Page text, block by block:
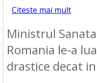
Citeste mai mult
Ministrul
Romania le-a
drastice decat